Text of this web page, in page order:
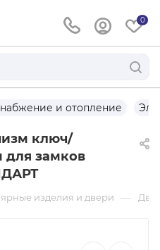
0
и отопление
ключ/
для замков
изделия и двери —